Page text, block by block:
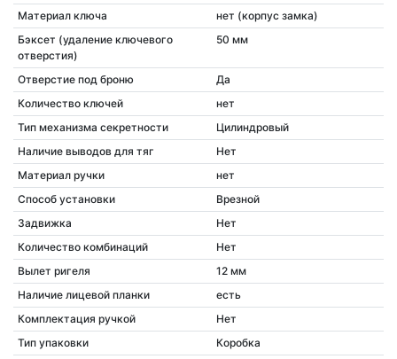
Материал ключа
нет (корпус замка)
Бэксет (удаление ключевого
отверстия)
50 мм
Отверстие под броню
Да
Количество ключей
нет
Тип механизма секретности
Цилиндровый
Наличие выводов для тяг
Нет
Материал ручки
нет
Способ установки
Врезной
Задвижка
Нет
Количество комбинаций
Нет
Вылет ригеля
12 мм
Наличие лицевой планки
есть
Комплектация ручкой
Нет
Тип упаковки
Коробка